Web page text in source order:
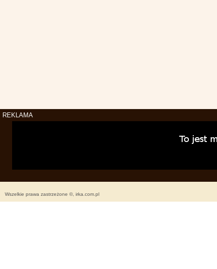
REKLAMA
Wszelkie prawa zastrzeżone ©, irka.com.pl